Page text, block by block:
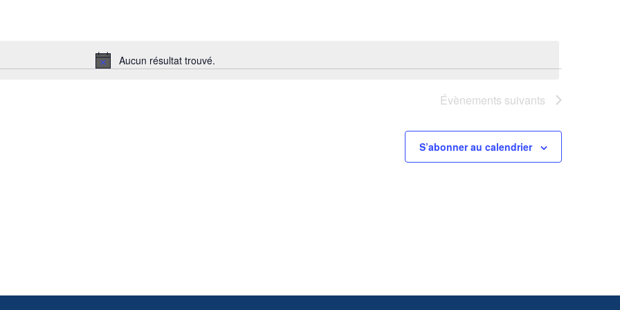
Notice
Aucun résultat trouvé.
Évènements suivants
S’abonner au calendrier